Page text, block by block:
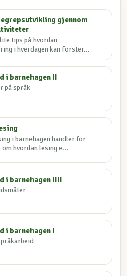
gjennom
tips på hvordan
i hverdagen kan forster...
i barnehagen II
på språk
i barnehagen handler for
om hvordan lesing e...
i barnehagen IIII
i barnehagen I